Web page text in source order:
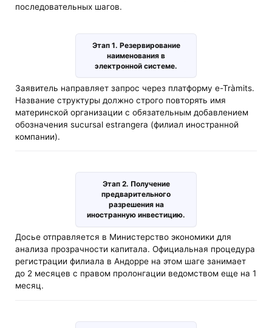
последовательных шагов.
Этап 1. Резервирование
наименования в
электронной системе.
Заявитель направляет запрос через платформу e-Tràmits.
Название структуры должно строго повторять имя
материнской организации с обязательным добавлением
обозначения sucursal estrangera (филиал иностранной
компании).
Этап 2. Получение
предварительного
разрешения на
иностранную инвестицию.
Досье отправляется в Министерство экономики для
анализа прозрачности капитала. Официальная процедура
регистрации филиала в Андорре на этом шаге занимает
до 2 месяцев с правом пролонгации ведомством еще на 1
месяц.